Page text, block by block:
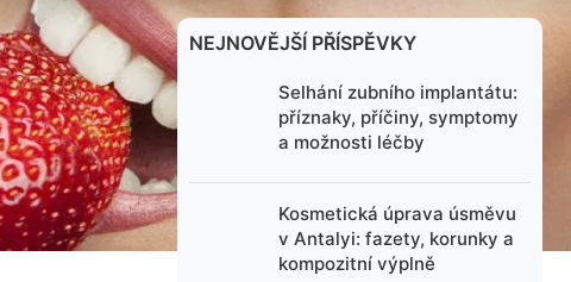
mnohé i
koberci
NEJNOVĚJŠÍ PŘÍSPĚVKY
Selhání zubního implantátu:
příznaky, příčiny, symptomy
a možnosti léčby
Kosmetická úprava úsměvu
v Antalyi: fazety, korunky a
kompozitní výplně